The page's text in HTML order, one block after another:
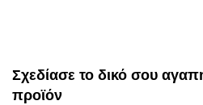
Σχεδίασε το δικό σου
προϊόν